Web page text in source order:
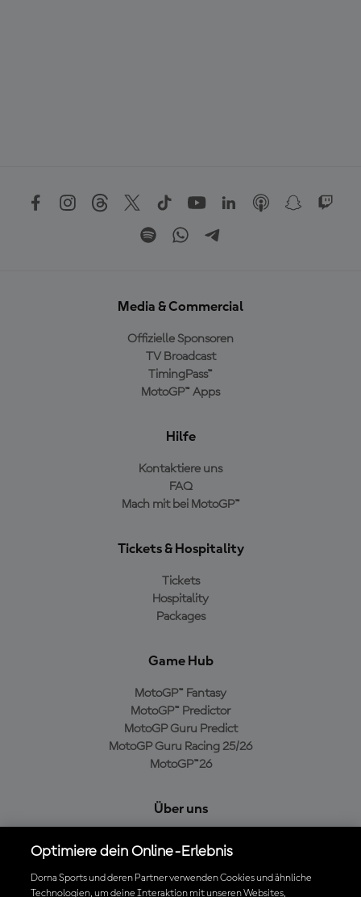
Media & Commercial
Offizielle Sponsoren
TV Broadcast
TimingPass™
MotoGP™ Apps
Hilfe
Kontaktiere uns
FAQ
Mach mit bei MotoGP™
Tickets & Hospitality
Tickets
Hospitality
Packages
Game Hub
MotoGP™ Fantasy
MotoGP™ Predictor
MotoGP Guru Predict
MotoGP Guru Racing 25/26
MotoGP™26
Über uns
Cookie-Richtlinien
Geschäftsbedingungen
Optimiere dein Online-Erlebnis
Dorna Sports und deren Partner verwenden Cookies und ähnliche
Technologien, um deine Interaktion mit unseren Websites,